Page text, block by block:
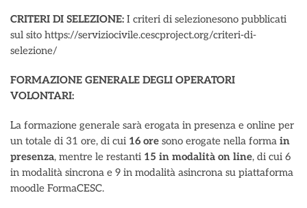
CRITERI DI SELEZIONE: I criteri di selezionesono pubblicati
sul sito https://serviziocivile.cescproject.org/criteri-di-
selezione/
FORMAZIONE GENERALE DEGLI OPERATORI
VOLONTARI:
La formazione generale sarà erogata in presenza e online per
un totale di 31 ore, di cui 16 ore sono erogate nella forma in
presenza, mentre le restanti 15 in modalità on line, di cui 6
in modalità sincrona e 9 in modalità asincrona su piattaforma
moodle FormaCESC.